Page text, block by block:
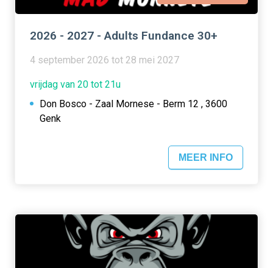
2026 - 2027 - Adults Fundance 30+
4 september 2026 tot 28 mei 2027
vrijdag van 20 tot 21u
Don Bosco - Zaal Mornese - Berm 12 , 3600
Genk
MEER INFO